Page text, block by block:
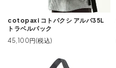
cotopaxi コトパクシ アルパ35L
トラベルパック
45,100円(税込)